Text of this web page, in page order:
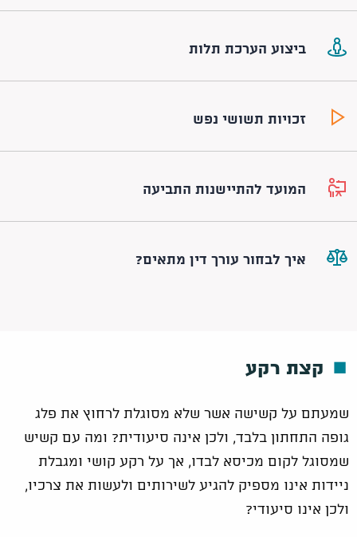
ביצוע הערכת תלות
זכויות תשושי נפש
המועד להתיישנות התביעה
איך לבחור עורך דין מתאים?
קצת רקע
שמעתם על קשישה אשר שלא מסוגלת לרחוץ את פלג
גופה התחתון בלבד, ולכן אינה סיעודית? ומה עם קשיש
שמסוגל לקום מכיסא לבדו, אך על רקע קושי ומגבלת
ניידות אינו מספיק להגיע לשירותים ולעשות את צרכיו,
ולכן אינו סיעודי?